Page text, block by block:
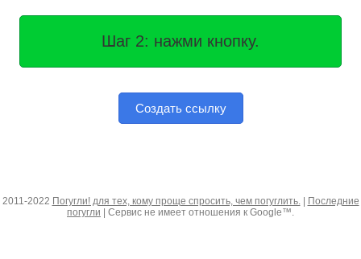
Шаг 2: нажми кнопку.
Создать ссылку
2011-2022 Погугли! для тех, кому проще спросить, чем погуглить.|
Последние
погугли | Сервис не имеет отношения к Google™.